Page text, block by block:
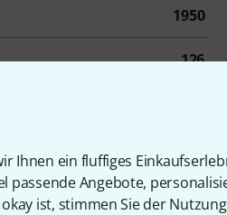
Ihnen ein fluffiges
passende Angebote,
ist, stimmen Sie der
1950
126